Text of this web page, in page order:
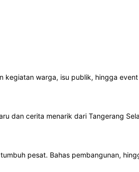
kegiatan warga, isu publik, hingga
dan cerita menarik dari Tangerang
pesat. Bahas pembangunan,